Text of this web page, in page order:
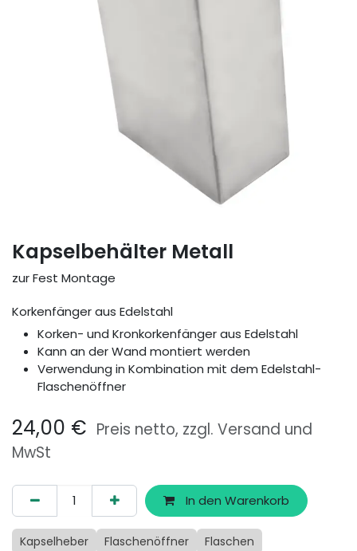
Kapselbehälter Metall
zur Fest Montage
Korkenfänger aus Edelstahl
Korken- und Kronkorkenfänger aus Edelstahl
Kann an der Wand montiert werden
Verwendung in Kombination mit dem Edelstahl-
Flaschenöffner
24,00 € Preis netto, zzgl. Versand und
MwSt
In den Warenkorb
Kapselheber Flaschenöffner Flaschen